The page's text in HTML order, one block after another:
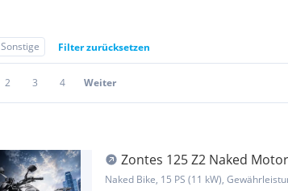
Sonstige Filter zurücksetzen
2 3 4 Weiter
Zontes 125 Z2 Naked
Naked Bike, 15 PS (11 kW),